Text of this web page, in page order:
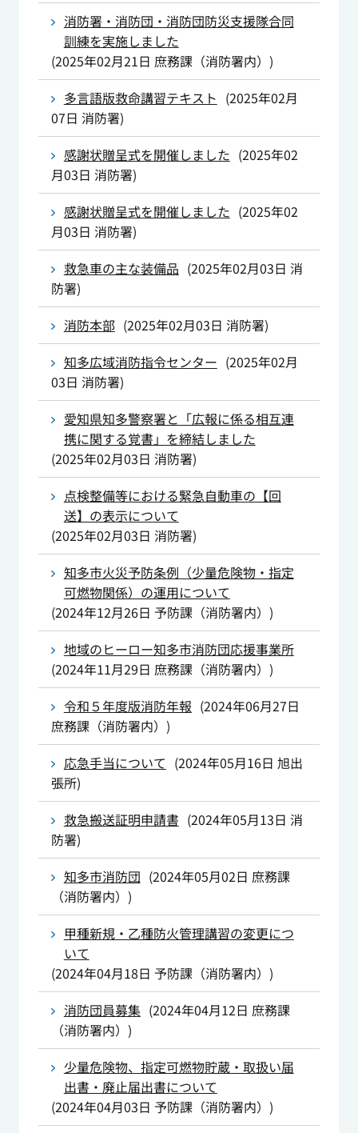
消防署・消防団・消防団防災支援隊合同
訓練を実施しました
(2025年02月21日 庶務課（消防署内） )
多言語版救命講習テキスト (2025年02月
07日 消防署)
感謝状贈呈式を開催しました (2025年02
月03日 消防署)
感謝状贈呈式を開催しました (2025年02
月03日 消防署)
救急車の主な装備品 (2025年02月03日 消
防署)
消防本部 (2025年02月03日 消防署)
知多広域消防指令センター (2025年02月
03日 消防署)
愛知県知多警察署と「広報に係る相互連
携に関する覚書」を締結しました
(2025年02月03日 消防署)
点検整備等における緊急自動車の【回
送】の表示について
(2025年02月03日 消防署)
知多市火災予防条例（少量危険物・指定
可燃物関係）の運用について
(2024年12月26日 予防課（消防署内） )
地域のヒーロー知多市消防団応援事業所
(2024年11月29日 庶務課（消防署内） )
令和５年度版消防年報 (2024年06月27日
庶務課（消防署内） )
応急手当について (2024年05月16日 旭出
張所)
救急搬送証明申請書 (2024年05月13日 消
防署)
知多市消防団 (2024年05月02日 庶務課
（消防署内） )
甲種新規・乙種防火管理講習の変更につ
いて
(2024年04月18日 予防課（消防署内） )
消防団員募集 (2024年04月12日 庶務課
（消防署内） )
少量危険物、指定可燃物貯蔵・取扱い届
出書・廃止届出書について
(2024年04月03日 予防課（消防署内） )